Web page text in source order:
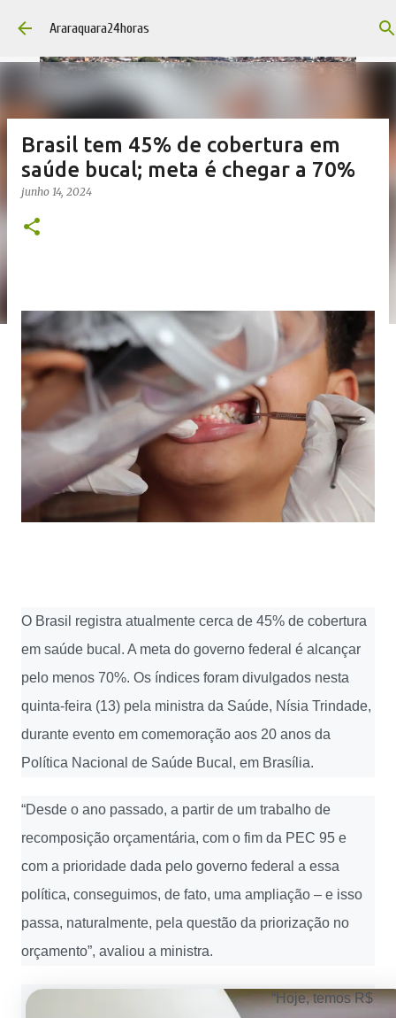
Pular para o conteúdo principal
Araraquara24horas
Brasil tem 45% de cobertura em
saúde bucal; meta é chegar a 70%
junho 14, 2024
O Brasil registra atualmente cerca de 45% de cobertura
em saúde bucal. A meta do governo federal é alcançar
pelo menos 70%. Os índices foram divulgados nesta
quinta-feira (13) pela ministra da Saúde, Nísia Trindade,
durante evento em comemoração aos 20 anos da
Política Nacional de Saúde Bucal, em Brasília.
“Desde o ano passado, a partir de um trabalho de
recomposição orçamentária, com o fim da PEC 95 e
com a prioridade dada pelo governo federal a essa
política, conseguimos, de fato, uma ampliação – e isso
passa, naturalmente, pela questão da priorização no
orçamento”, avaliou a ministra.
“Hoje, temos R$